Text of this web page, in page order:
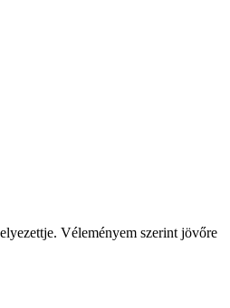
Véleményem szerint jövőre